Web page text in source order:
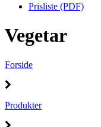
Prisliste (PDF)
Vegetar
Forside
Produkter